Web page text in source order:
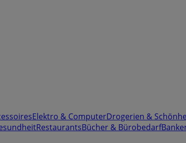
Elektro & ComputerDrogerien &
RestaurantsBücher & Bürobedarf